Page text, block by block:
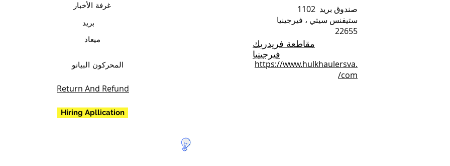
غرفة الأخبار
بريد
ميعاد
المحركون البيانو
Return And Refund
Hiring Apllication
صندوق بريد 1102
ستيفنس سيتي ، فيرجينيا
22655
https://www.hulkhaulersva.
com/
مقاطعة فريدريك
فيرجينيا